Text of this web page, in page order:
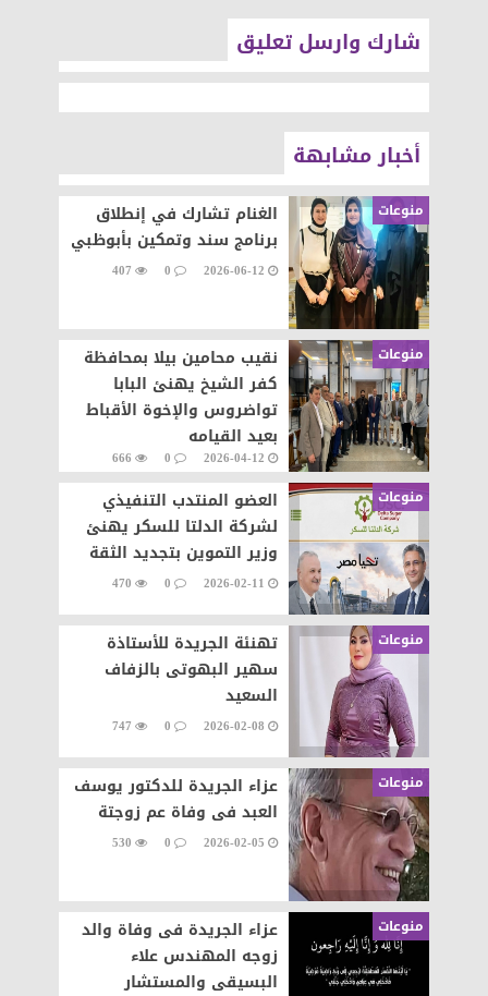
شارك وارسل تعليق
أخبار مشابهة
منوعات
الغنام تشارك في إنطلاق
برنامج سند وتمكين بأبوظبي
2026-06-12
0
407
منوعات
نقيب محامين بيلا بمحافظة
كفر الشيخ يهنئ البابا
تواضروس والإخوة الأقباط
بعيد القيامه
2026-04-12
0
666
منوعات
العضو المنتدب التنفيذي
لشركة الدلتا للسكر يهنئ
وزير التموين بتجديد الثقة
2026-02-11
0
470
منوعات
تهنئة الجريدة للأستاذة
سهير البهوتى بالزفاف
السعيد
2026-02-08
0
747
منوعات
عزاء الجريدة للدكتور يوسف
العبد فى وفاة عم زوجتة
2026-02-05
0
530
منوعات
عزاء الجريدة فى وفاة والد
زوجه المهندس علاء
البسيقى والمستشار